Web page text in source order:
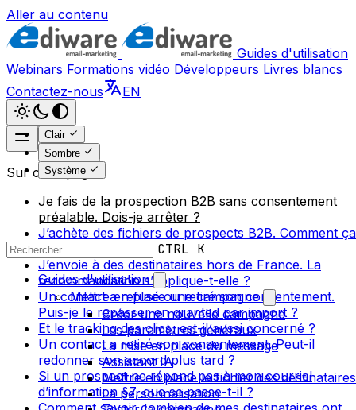
Aller au contenu
Guides d'utilisation
Webinars Formations vidéo Développeurs Livres blancs
Contactez-nous
EN
Clair
Sombre
Système
CTRL K
Guides d'utilisation
Mettre en place une campagne
Créer une nouvelle campagne
Les paramètres généraux
La mise en place du message
Assistant IA
Mettre en place le fichier des destinataires
La personnalisation
Sur cette page
Je fais de la prospection B2B sans consentement
préalable. Dois-je arrêter ?
J’achète des fichiers de prospects B2B. Comment ça
se passe ?
J’envoie à des destinataires hors de France. La
recommandation s’applique-t-elle ?
Un contact a refusé ou retiré son consentement.
Puis-je le repasser en granted par import ?
Et le tracking des clics, est-il aussi concerné ?
Un contact a retiré son consentement. Peut-il
redonner son accord plus tard ?
Si un prospect ne répond pas à mon courriel
d’information §7, que se passe-t-il ?